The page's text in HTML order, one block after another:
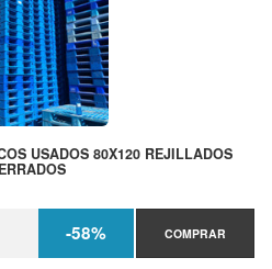
USADOS 80X120 REJILLADOS
-58% COMPRAR